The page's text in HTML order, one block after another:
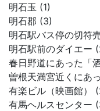
明石玉 (1)
明石郡 (3)
明石駅バス停の切符
明石駅前のダイエー
春日野道にあった「
曽根天満宮近くにあ
有楽ビル（映画館）
有馬ヘルスセンター